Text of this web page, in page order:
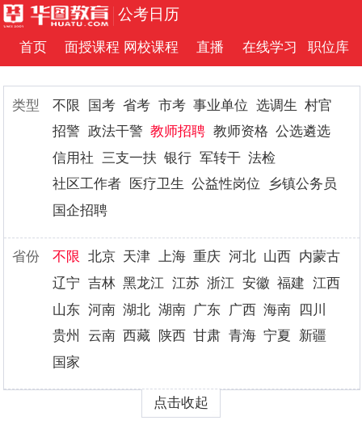
公考日历
首页 面授课程 网校课程 直播 在线学习 职位库
类型 不限 国考 省考 市考 事业单位 选调生
村官
招警 政法干警 教师招聘 教师资格 公选遴选
信用社 三支一扶 银行 军转干 法检
社区工作者
医疗卫生 公益性岗位
乡镇公务员
国企招聘
省份 不限 北京 天津 上海 重庆 河北 山西
内蒙古
辽宁 吉林 黑龙江 江苏 浙江 安徽 福建 江西
山东 河南 湖北 湖南 广东 广西 海南
四川
贵州
云南 西藏 陕西 甘肃 青海 宁夏
新疆
国家
点击收起